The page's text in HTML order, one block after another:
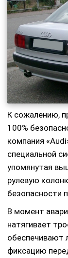
К сожалению,
100%
компания
специальной
упомянутая
рулевую
безопасности
В момент
натягивает
обеспечивают
фиксацию